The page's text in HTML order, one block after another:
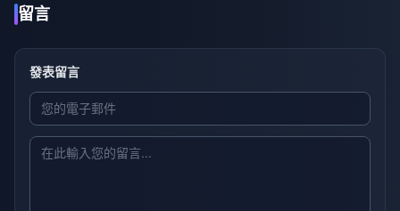
留言
發表留言